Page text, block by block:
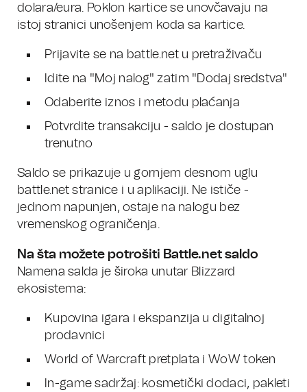
dolara/eura. Poklon kartice se unovčavaju na
istoj stranici unošenjem koda sa kartice.
Prijavite se na battle.net u pretraživaču
Idite na "Moj nalog" zatim "Dodaj sredstva"
Odaberite iznos i metodu plaćanja
Potvrdite transakciju - saldo je dostupan
trenutno
Saldo se prikazuje u gornjem desnom uglu
battle.net stranice i u aplikaciji. Ne ističe -
jednom napunjen, ostaje na nalogu bez
vremenskog ograničenja.
Na šta možete potrošiti Battle.net saldo
Namena salda je široka unutar Blizzard
ekosistema:
Kupovina igara i ekspanzija u digitalnoj
prodavnici
World of Warcraft pretplata i WoW token
In-game sadržaj: kosmetički dodaci, pakleti